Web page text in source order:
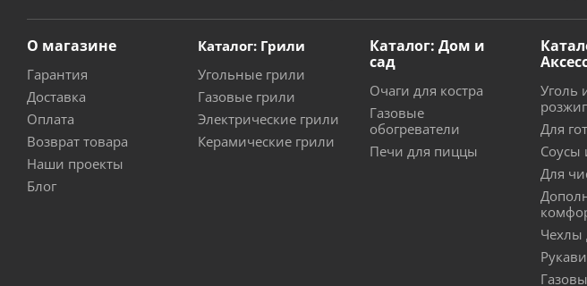
О магазине
Гарантия
Доставка
Оплата
Возврат товара
Наши проекты
Блог
Каталог: Грили
Угольные грили
Газовые грили
Электрические грили
Керамические грили
Каталог: Дом и
сад
Очаги для костра
Газовые
обогреватели
Печи для пиццы
Уголь
Для
Соусы
Для
Чехлы